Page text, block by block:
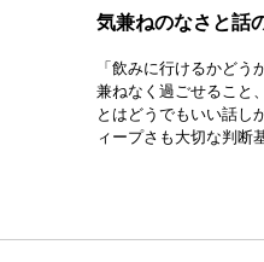
気兼ねのなさと話
「飲みに行けるかど
兼ねなく過ごせること
とはどうでもいい話し
ィープさも大切な判断